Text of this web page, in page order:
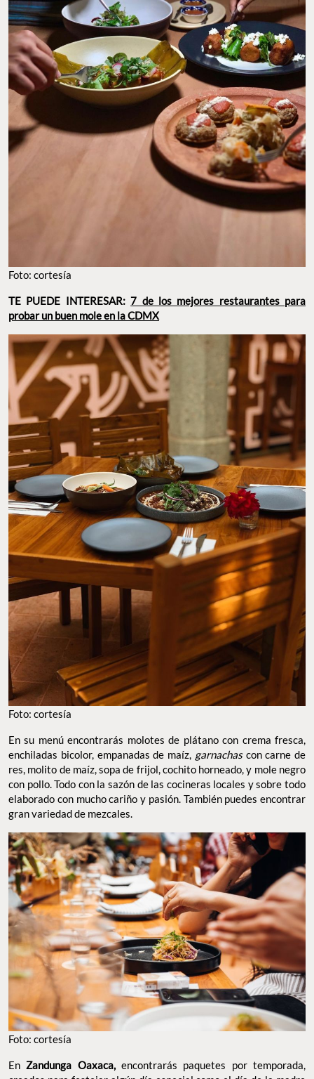
Foto: cortesía
TE PUEDE INTERESAR:7 de los mejores restaurantes para
probar un buen mole en la CDMX
Foto: cortesía
En su menú encontrarás molotes de plátano con crema fresca,
enchiladas bicolor, empanadas de maíz, garnachas con carne de
res, molito de maíz, sopa de frijol, cochito horneado, y mole negro
con pollo. Todo con la sazón de las cocineras locales y sobre todo
elaborado con mucho cariño y pasión. También puedes encontrar
gran variedad de mezcales.
Foto: cortesía
En Zandunga Oaxaca, encontrarás paquetes por temporada,